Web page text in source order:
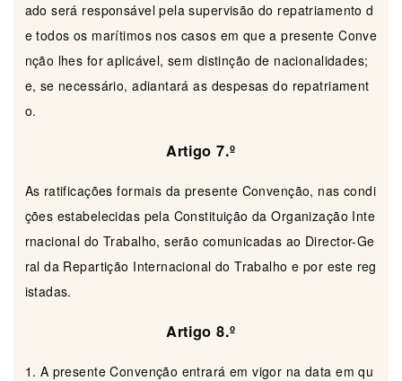
ado será responsável pela supervisão do repatriamento d
e todos os marítimos nos casos em que a presente Conve
nção lhes for aplicável, sem distinção de nacionalidades;
e, se necessário, adiantará as despesas do repatriament
o.
Artigo 7.º
As ratificações formais da presente Convenção, nas condi
ções estabelecidas pela Constituição da Organização Inte
rnacional do Trabalho, serão comunicadas ao Director-Ge
ral da Repartição Internacional do Trabalho e por este reg
istadas.
Artigo 8.º
1. A presente Convenção entrará em vigor na data em qu